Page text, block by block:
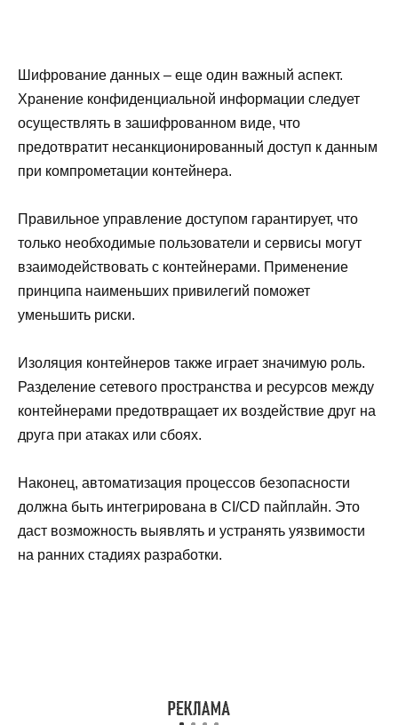
Шифрование данных – еще один важный аспект.
Хранение конфиденциальной информации следует
осуществлять в зашифрованном виде, что
предотвратит несанкционированный доступ к данным
при компрометации контейнера.
Правильное управление доступом гарантирует, что
только необходимые пользователи и сервисы могут
взаимодействовать с контейнерами. Применение
принципа наименьших привилегий поможет
уменьшить риски.
Изоляция контейнеров также играет значимую роль.
Разделение сетевого пространства и ресурсов между
контейнерами предотвращает их воздействие друг на
друга при атаках или сбоях.
Наконец, автоматизация процессов безопасности
должна быть интегрирована в CI/CD пайплайн. Это
даст возможность выявлять и устранять уязвимости
на ранних стадиях разработки.